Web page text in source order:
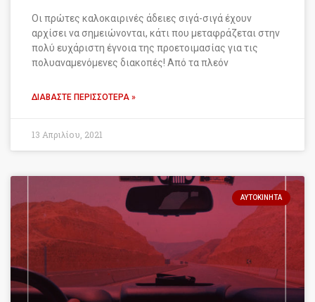
Οι πρώτες καλοκαιρινές άδειες σιγά-σιγά έχουν
αρχίσει να σημειώνονται, κάτι που μεταφράζεται στην
πολύ ευχάριστη έγνοια της προετοιμασίας για τις
πολυαναμενόμενες διακοπές! Από τα πλεόν
ΔΙΑΒΆΣΤΕ ΠΕΡΙΣΣΌΤΕΡΑ »
13 Απριλίου, 2021
ΑΥΤΟΚΊΝΗΤΑ